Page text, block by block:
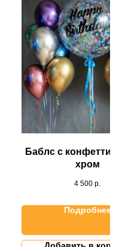
Баблс с конфетти
хром
4 500 р.
Подробнее